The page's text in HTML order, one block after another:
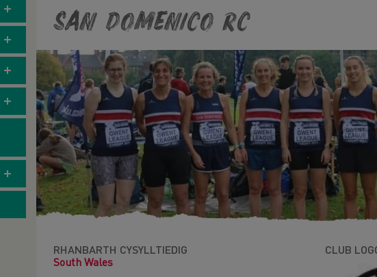
San Domenico RC
RHANBARTH CYSYLLTIEDIG
South Wales
CLUB